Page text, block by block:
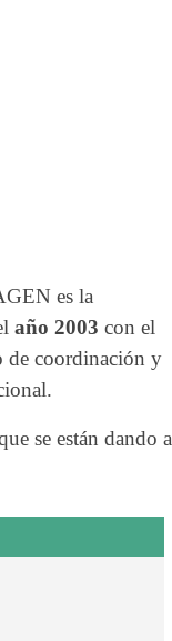
es la
año 2003 con el
de coordinación y
se están dando a